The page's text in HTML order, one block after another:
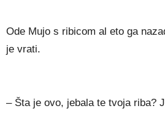
Ode Mujo s ribicom al eto ga
je vrati.
– Šta je ovo, jebala te tvoja riba?